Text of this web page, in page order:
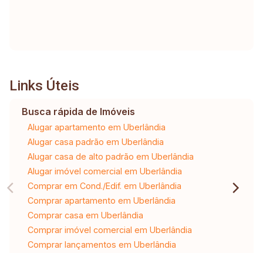
Links Úteis
Busca rápida de Imóveis
Alugar apartamento em Uberlândia
Alugar casa padrão em Uberlândia
Alugar casa de alto padrão em Uberlândia
Alugar imóvel comercial em Uberlândia
Comprar em Cond./Edif. em Uberlândia
Comprar apartamento em Uberlândia
Comprar casa em Uberlândia
Comprar imóvel comercial em Uberlândia
Comprar lançamentos em Uberlândia